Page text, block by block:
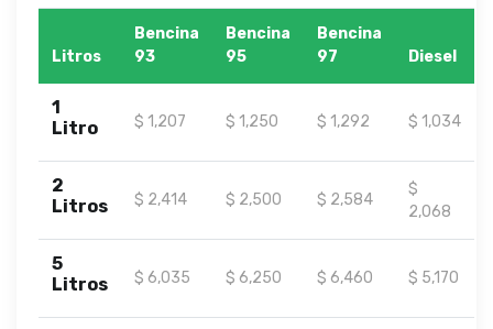
Litros
Bencina
93
Bencina
95
Bencina
97
Diesel
1
Litro
$ 1,207 $ 1,250 $ 1,292 $ 1,034
2
Litros
$ 2,414 $ 2,500 $ 2,584
$
2,068
5
Litros
$ 6,035 $ 6,250 $ 6,460 $ 5,170